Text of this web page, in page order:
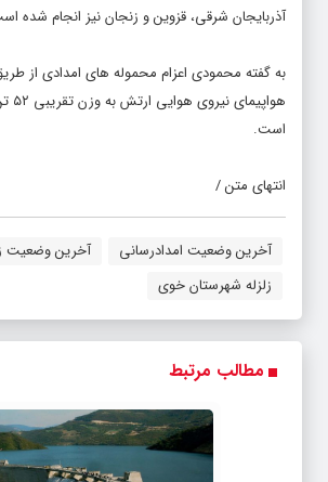
آذربایجان شرقی، قزوین و زنجان نیز انجام شده
به گفته محمودی اعزام محموله های امدادی از
است.
انتهای متن /
آخرین وضعیت امدادرسانی
آخرین وضعیت
زلزله شهرستان خوی
مطالب مرتبط